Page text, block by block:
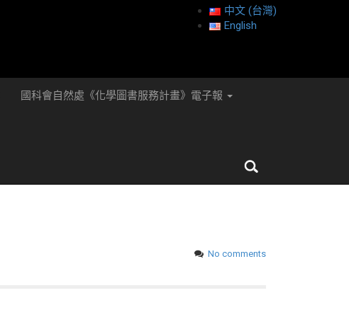
中文 (台灣)
English
國科會自然處《化學圖書服務計畫》電子報
No comments